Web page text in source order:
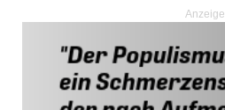
Anzeige